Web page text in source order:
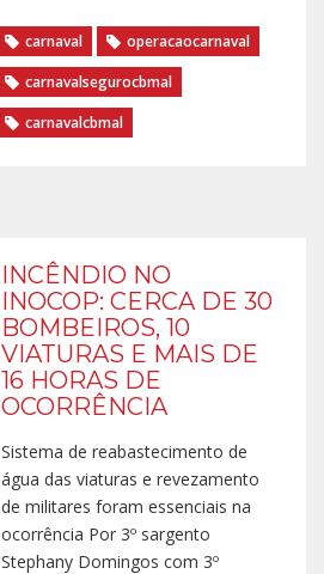
carnaval
operacaocarnaval
carnavalsegurocbmal
carnavalcbmal
INCÊNDIO NO
INOCOP: CERCA DE 30
BOMBEIROS, 10
VIATURAS E MAIS DE
16 HORAS DE
OCORRÊNCIA
Sistema de reabastecimento de
água das viaturas e revezamento
de militares foram essenciais na
ocorrência Por 3º sargento
Stephany Domingos com 3º